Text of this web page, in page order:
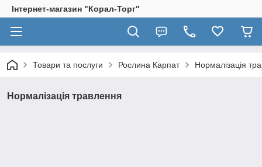
Інтернет-магазин "Корал-Торг"
Товари та послуги Рослина Карпат Нормалізація
Нормалізація травлення